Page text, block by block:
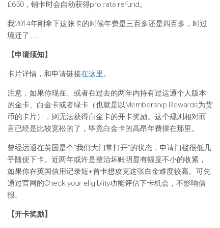
£650，销卡时会自动获得pro rata refund。
我2014年刚拿下这张卡的时候年费是三百多还是四百多，时过
境迁了……
【申请须知】
卡片详情，和申请链接在这里。
注意，如果你现在、或者在过去的两年内持有过运通个人版本
的金卡、白金卡或者绿卡（也就是以Membership Rewards为货
币的卡片），则无法获得白金卡的开卡奖励。这个规则相对而
言已经是比较宽松的了，毕竟白金卡的高昂年费摆在那里。
曾经运通在英国是个“我们大门常打开”的状态，申请门槛很低几
乎随便下卡。近两年或许是整治坏账明显有幅度不小的收紧，
如果你在英国信用记录短+首卡想攻克这张白金难度较高。可先
通过官网的Check your eligiblity功能评估下卡机会，不影响信
报。
【开卡奖励】